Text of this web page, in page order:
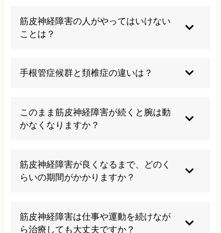
回復する例もあります。ただし放置して悪化する
と回復が遅れるため、早めの検査と対処が大切で
筋皮神経障害の人がやってはいけない
ことは？
と、無理な筋トレや反復作業は避けましょう。症
手根管症候群と頚椎症の違いは？
経圧迫が原因で、症状の出る部位や治療法が異な
ります。
このまま筋皮神経障害が続くと腕は動
かなくなりますか？
筋力低下や筋萎縮が進むと日常動作に支障が出ま
す。早期に原因を見極め、神経への負担を減らす
ことで悪化を防ぎやすくなります。
筋皮神経障害が良くなるまで、どのく
らいの期間がかかりますか？
すが、神経損傷が強い場合は半年以上かかること
もあります。初期評価で回復の見込みを確認し、
筋皮神経障害は仕事や運動を続けなが
ら治療しても大丈夫ですか？